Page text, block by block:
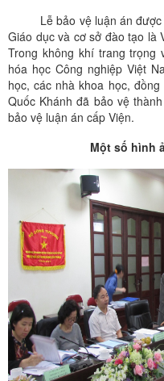
Lễ bảo vệ luận án được
Giáo dục và cơ sở đào tạo là
Trong không khí trang trọng
hóa học Công nghiệp Việt
học, các nhà khoa học,
Quốc Khánh đã bảo vệ
bảo vệ luận án cấp Viện.
Một số hình